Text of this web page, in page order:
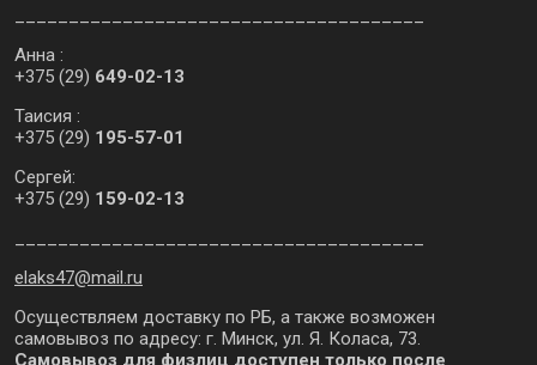
Анна :
+375 (29) 649-02-13
Таисия :
+375 (29) 195-57-01
Сергей:
+375 (29) 159-02-13
elaks47@mail.ru
Осуществляем доставку по РБ, а также возможен
самовывоз по адресу: г. Минск, ул. Я. Коласа, 73.
Самовывоз для физлиц доступен только после